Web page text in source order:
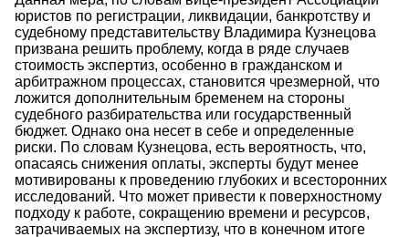
юристов по регистрации, ликвидации, банкротству и
судебному представительству Владимира Кузнецова
призвана решить проблему, когда в ряде случаев
стоимость экспертиз, особенно в гражданском и
арбитражном процессах, становится чрезмерной, что
ложится дополнительным бременем на стороны
судебного разбирательства или государственный
бюджет. Однако она несет в себе и определенные
риски. По словам Кузнецова, есть вероятность, что,
опасаясь снижения оплаты, эксперты будут менее
мотивированы к проведению глубоких и всесторонних
исследований. Что может привести к поверхностному
подходу к работе, сокращению времени и ресурсов,
затрачиваемых на экспертизу, что в конечном итоге